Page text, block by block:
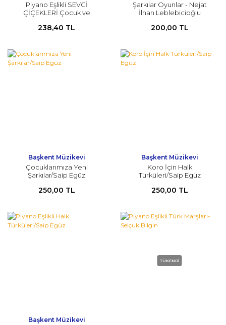
Piyano Eşlikli SEVGİ
ÇİÇEKLERİ Çocuk ve
Türkmen
238,40 TL
Şarkılar Oyunlar - Nejat
İlhan Leblebicioğlu
200,00 TL
Başkent Müzikevi
Çocuklarımıza Yeni
Şarkılar/Saip Egüz
250,00 TL
Başkent Müzikevi
Koro İçin Halk
Türküleri/Saip Egüz
250,00 TL
Başkent Müzikevi
TÜKENDİ